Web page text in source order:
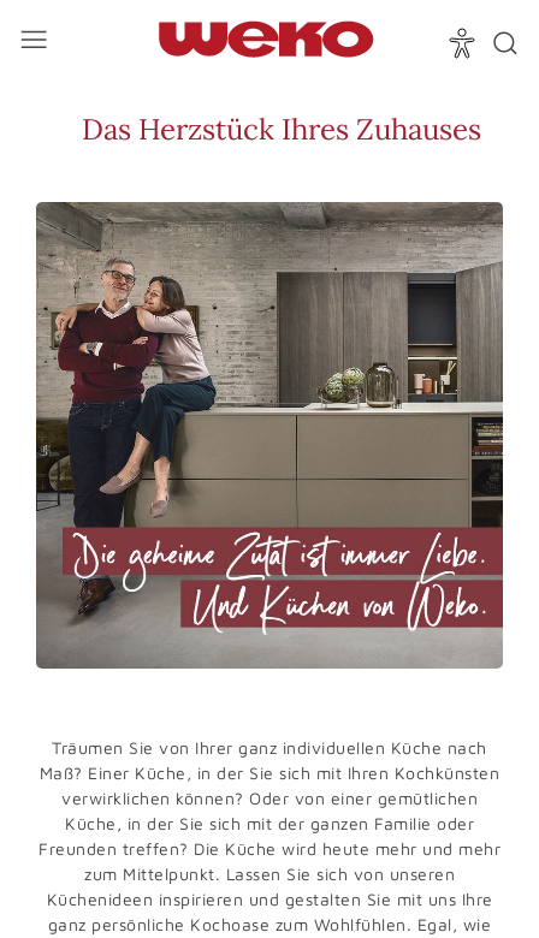
Das Herzstück Ihres Zuhauses
Träumen Sie von Ihrer ganz individuellen Küche nach
Maß? Einer Küche, in der Sie sich mit Ihren Kochkünsten
verwirklichen können? Oder von einer gemütlichen
Küche, in der Sie sich mit der ganzen Familie oder
Freunden treffen? Die Küche wird heute mehr und mehr
zum Mittelpunkt. Lassen Sie sich von unseren
Küchenideen inspirieren und gestalten Sie mit uns Ihre
ganz persönliche Kochoase zum Wohlfühlen. Egal, wie